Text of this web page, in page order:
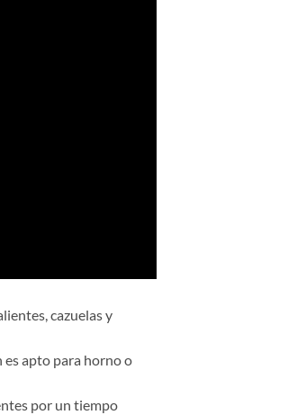
cazuelas y
es apto para horno o
por un tiempo